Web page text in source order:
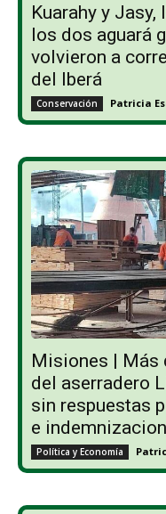
Kuarahy y
los dos aguará
volvieron a
del Iberá
Conservación Patricia
Misiones | Más
del aserradero
sin respuestas
e
Política y Economía